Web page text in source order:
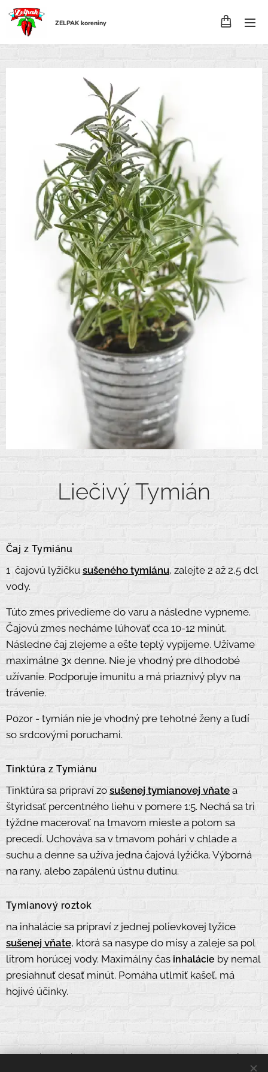
ZELPAK koreniny
Liečivý Tymián
Čaj z Tymiánu
1 čajovú lyžičku sušeného tymiánu, zalejte 2 až 2,5 dcl
vody.
Túto zmes privedieme do varu a následne vypneme.
Čajovú zmes necháme lúhovať cca 10-12 minút.
Následne čaj zlejeme a ešte teplý vypijeme. Užívame
maximálne 3x denne. Nie je vhodný pre dlhodobé
užívanie. Podporuje imunitu a má priaznivý plyv na
trávenie.
Pozor - tymián nie je vhodný pre tehotné ženy a ľudí
so srdcovými poruchami.
Tinktúra z Tymiánu
Tinktúra sa pripraví zo sušenej tymianovej vňate a
štyridsať percentného liehu v pomere 1:5. Nechá sa tri
týždne macerovať na tmavom mieste a potom sa
precedí. Uchováva sa v tmavom pohári v chlade a
suchu a denne sa užíva jedna čajová lyžička. Výborná
na rany, alebo zapálenú ústnu dutinu.
Tymianový roztok
na inhalácie sa pripraví z jednej polievkovej lyžice
sušenej vňate, ktorá sa nasype do misy a zaleje sa pol
litrom horúcej vody. Maximálny čas inhalácie by nemal
presiahnuť desať minút. Pomáha utlmiť kašeľ, má
hojivé účinky.
:eshop@zelpak.eueshop: